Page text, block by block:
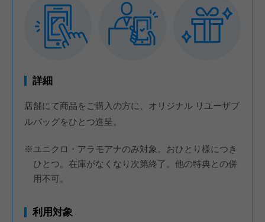
詳細
店舗にて商品をご購入の方に、オリジナル リユーザブ
ルバッグをひとつ進呈。
※ユニクロ・アラモアナのみ対象。おひとり様につき
ひとつ。在庫がなくなり次第終了。他の特典との併
用不可。
利用対象